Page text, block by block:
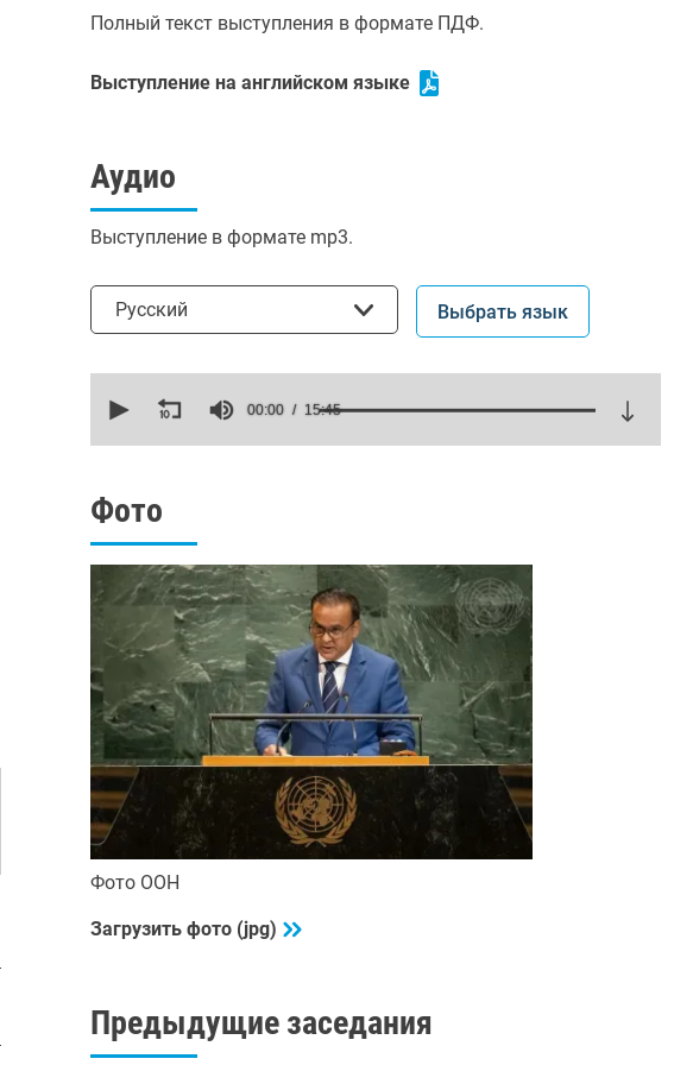
Полный текст выступления в формате ПДФ.
Выступление на английском языке
Аудио
Выступление в формате mp3.
Русский Выбрать язык
seconds
seconds
90%
00:00 15:45
Фото
Фото ООН
Загрузить фото (jpg)
Предыдущие заседания